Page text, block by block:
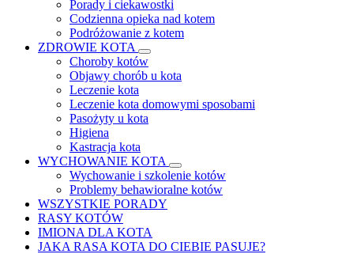
Porady i ciekawostki
Codzienna opieka nad kotem
Podróżowanie z kotem
ZDROWIE KOTA
Choroby kotów
Objawy chorób u kota
Leczenie kota
Leczenie kota domowymi sposobami
Pasożyty u kota
Higiena
Kastracja kota
WYCHOWANIE KOTA
Wychowanie i szkolenie kotów
Problemy behawioralne kotów
WSZYSTKIE PORADY
RASY KOTÓW
IMIONA DLA KOTA
JAKA RASA KOTA DO CIEBIE PASUJE?